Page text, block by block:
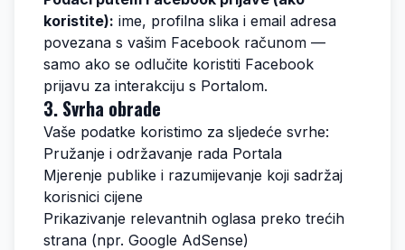
koristite): ime, profilna slika i email adresa
povezana s vašim Facebook računom —
samo ako se odlučite koristiti Facebook
prijavu za interakciju s Portalom.
3. Svrha obrade
Vaše podatke koristimo za sljedeće svrhe:
Pružanje i održavanje rada Portala
Mjerenje publike i razumijevanje koji sadržaj
korisnici cijene
Prikazivanje relevantnih oglasa preko trećih
strana (npr. Google AdSense)